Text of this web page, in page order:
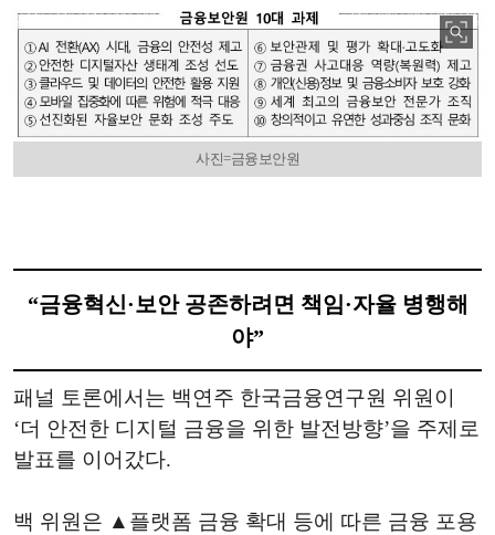
사진=금융보안원
“금융혁신·보안 공존하려면 책임·자율 병행해
야”
패널 토론에서는 백연주 한국금융연구원 위원이
‘더 안전한 디지털 금융을 위한 발전방향’을 주제로
발표를 이어갔다.
백 위원은 ▲플랫폼 금융 확대 등에 따른 금융 포용